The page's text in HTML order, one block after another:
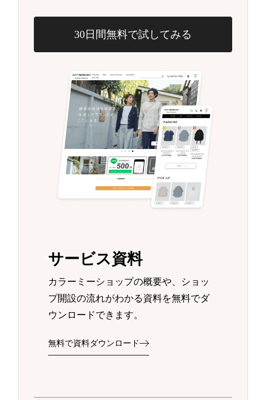
30日間無料で試してみる
サービス資料
カラーミーショップの概要や、ショッ
プ開設の流れがわかる資料を無料でダ
ウンロードできます。
無料で資料ダウンロード